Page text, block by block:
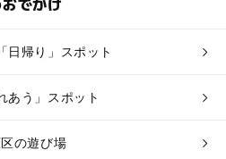
日帰り」スポット
あう」スポット
の遊び場